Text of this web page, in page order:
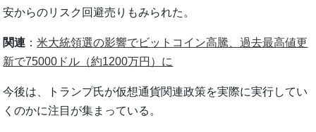
安からのリスク回避売りもみられた。
関連 ：米大統領選の影響でビットコイン高騰、過去最高値更
新で75000ドル（約1200万円）に
今後は、トランプ氏が仮想通貨関連政策を実際に実行してい
くのかに注目が集まっている。